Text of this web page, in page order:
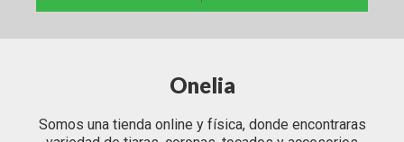
Onelia
Somos una tienda online y física, donde encontraras